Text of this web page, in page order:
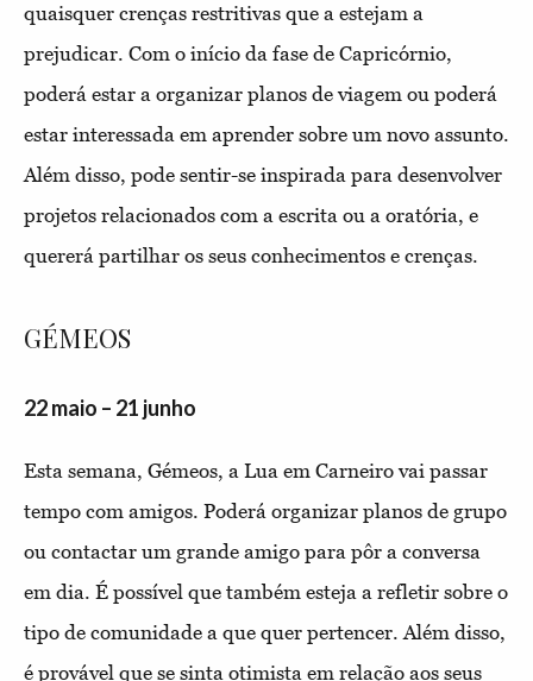
quaisquer crenças restritivas que a estejam a
prejudicar. Com o início da fase de Capricórnio,
poderá estar a organizar planos de viagem ou poderá
estar interessada em aprender sobre um novo assunto.
Além disso, pode sentir-se inspirada para desenvolver
projetos relacionados com a escrita ou a oratória, e
quererá partilhar os seus conhecimentos e crenças.
GÉMEOS
22 maio – 21 junho
Esta semana, Gémeos, a Lua em Carneiro vai passar
tempo com amigos. Poderá organizar planos de grupo
ou contactar um grande amigo para pôr a conversa
em dia. É possível que também esteja a refletir sobre o
tipo de comunidade a que quer pertencer. Além disso,
é provável que se sinta otimista em relação aos seus